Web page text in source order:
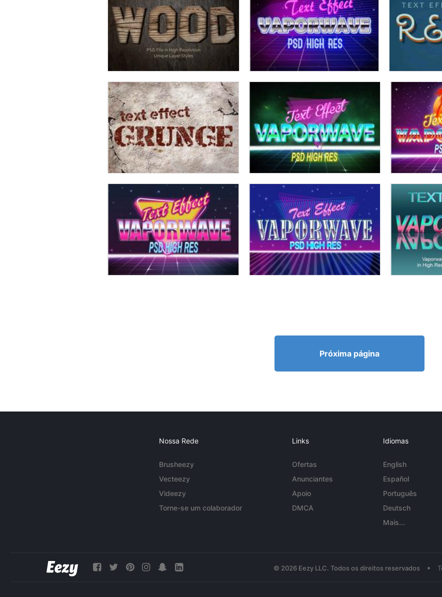
Próxima página
Nossa Rede
Brusheezy
Vecteezy
Videezy
Torne-se um colaborador
Links
Ofertas
Anunciantes
Apoio
DMCA
Idiomas
English
Español
Português
Deutsch
Mais...
© 2026 Eezy LLC. Todos os direitos reservados •